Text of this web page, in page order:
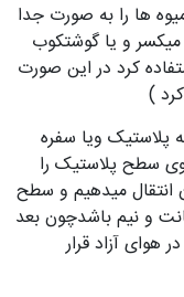
ها را به صورت جدا
و یا گوشتکوب
کرد در این صورت
)
پلاستیک ویا سفره
سطح پلاستیک را
انتقال میدهیم و سطح
و نیم باشدچون بعد
آزاد قرار